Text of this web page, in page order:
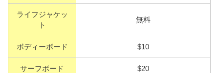
ライフジャケッ
ト
無料
ボディーボード $10
サーフボード $20